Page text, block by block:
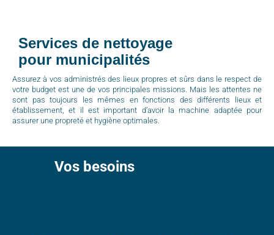
Services de nettoyage
pour municipalités
Assurez à vos administrés des lieux propres et sûrs dans le respect de
votre budget est une de vos principales missions. Mais les attentes ne
sont pas toujours les mêmes en fonctions des différents lieux et
établissement, et il est important d’avoir la machine adaptée pour
assurer une propreté et hygiène optimales.
Vos besoins